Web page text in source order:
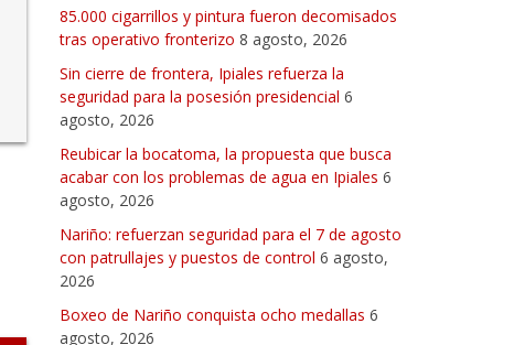
85.000 cigarrillos y pintura fueron decomisados
tras operativo fronterizo 8 agosto, 2026
Sin cierre de frontera, Ipiales refuerza la
seguridad para la posesión presidencial 6
agosto, 2026
Reubicar la bocatoma, la propuesta que busca
acabar con los problemas de agua en Ipiales 6
agosto, 2026
Nariño: refuerzan seguridad para el 7 de agosto
con patrullajes y puestos de control 6 agosto,
2026
Boxeo de Nariño conquista ocho medallas 6
agosto, 2026